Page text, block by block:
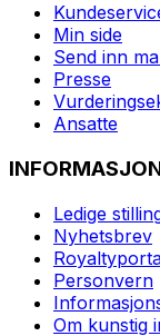
Min side
Send inn
Presse
Ansatte
Ledige
Nyhetsbrev
Personvern
Om kunstig